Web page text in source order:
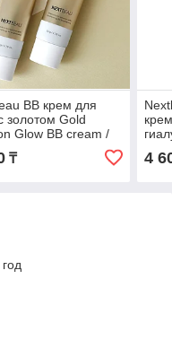
BB крем для
золотом Gold
Glow BB cream /
₸ 4